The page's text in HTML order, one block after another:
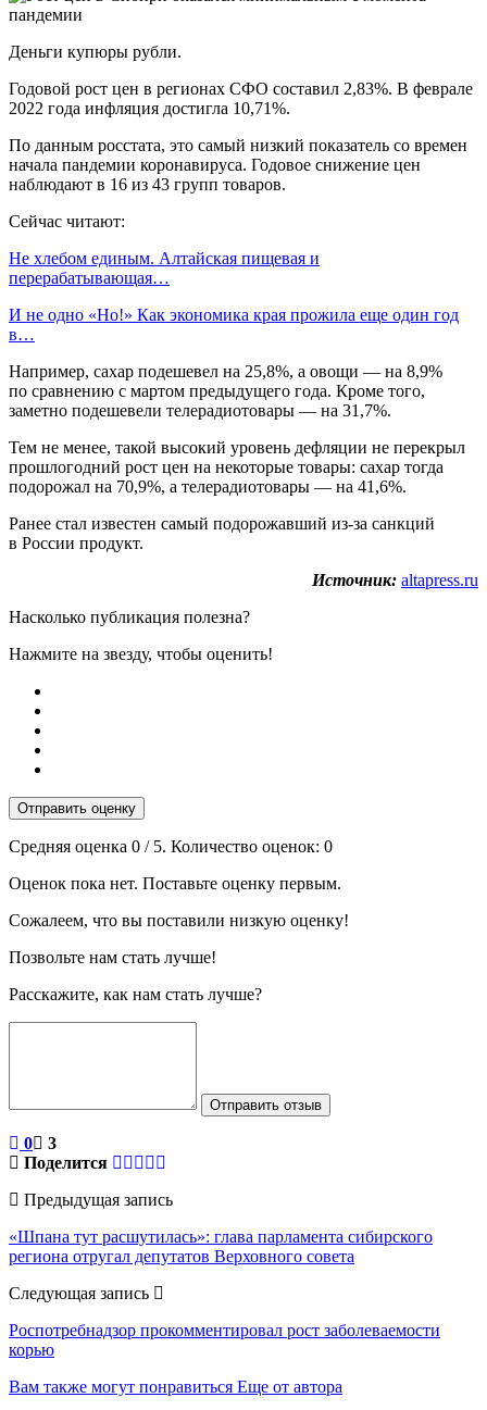
Деньги купюры рубли.
Годовой рост цен в регионах СФО составил 2,83%. В феврале
2022 года инфляция достигла 10,71%.
По данным росстата, это самый низкий показатель со времен
начала пандемии коронавируса. Годовое снижение цен
наблюдают в 16 из 43 групп товаров.
Сейчас читают:
Не хлебом единым. Алтайская пищевая и
перерабатывающая…
И не одно «Но!» Как экономика края прожила еще один год
в…
Например, сахар подешевел на 25,8%, а овощи — на 8,9%
по сравнению с мартом предыдущего года. Кроме того,
заметно подешевели телерадиотовары — на 31,7%.
Тем не менее, такой высокий уровень дефляции не перекрыл
прошлогодний рост цен на некоторые товары: сахар тогда
подорожал на 70,9%, а телерадиотовары — на 41,6%.
Ранее стал известен самый подорожавший из-за санкций
в России продукт.
Источник: altapress.ru
Насколько публикация полезна?
Нажмите на звезду, чтобы оценить!
Отправить оценку
Средняя оценка 0 / 5. Количество оценок: 0
Оценок пока нет. Поставьте оценку первым.
Сожалеем, что вы поставили низкую оценку!
Позвольте нам стать лучше!
Расскажите, как нам стать лучше?
Отправить отзыв
0
3
Поделится
Предыдущая запись
«Шпана тут расшутилась»: глава парламента сибирского
региона отругал депутатов Верховного совета
Следующая запись
Роспотребнадзор прокомментировал рост заболеваемости
корью
Вам также могут понравиться Еще от автора